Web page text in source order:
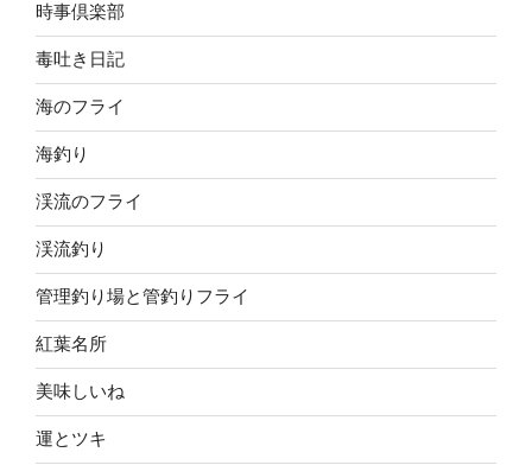
時事倶楽部
毒吐き日記
海のフライ
海釣り
渓流のフライ
渓流釣り
管理釣り場と管釣りフライ
紅葉名所
美味しいね
運とツキ